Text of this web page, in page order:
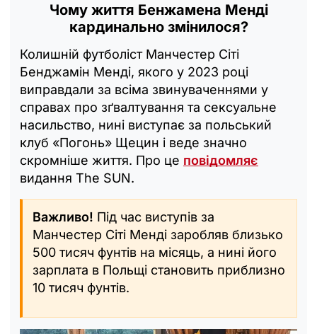
Чому життя Бенжамена Менді
кардинально змінилося?
Колишній футболіст Манчестер Сіті
Бенджамін Менді, якого у 2023 році
виправдали за всіма звинуваченнями у
справах про зґвалтування та сексуальне
насильство, нині виступає за польський
клуб «Погонь» Щецин і веде значно
скромніше життя. Про це повідомляє
видання The SUN.
Важливо! Під час виступів за
Манчестер Сіті Менді заробляв близько
500 тисяч фунтів на місяць, а нині його
зарплата в Польщі становить приблизно
10 тисяч фунтів.